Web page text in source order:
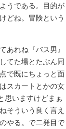
うである。目的が
どね。冒険という
あれね『バス男』
てた場とたぶん同
で既にちょっと面
スカートとかの女
思いますけどまぁ
そういう良く言え
やる。で二発目で